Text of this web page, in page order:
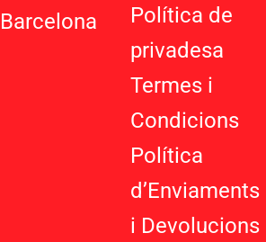
Barcelona
Política de
privadesa
Termes i
Condicions
Política
d’Enviaments
i Devolucions